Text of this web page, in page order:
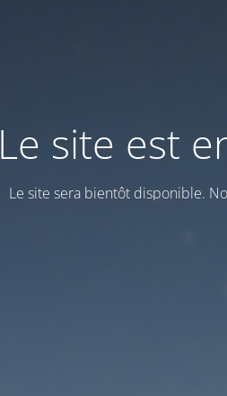
Le site est
Le site sera bientôt disponible.